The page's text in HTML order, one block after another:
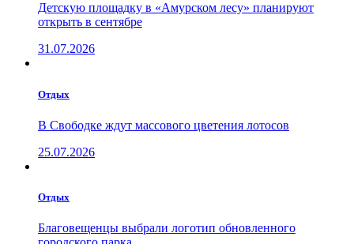
Детскую площадку в «Амурском лесу» планируют
открыть в сентябре
31.07.2026
Отдых
В Свободке ждут массового цветения лотосов
25.07.2026
Отдых
Благовещенцы выбрали логотип обновленного